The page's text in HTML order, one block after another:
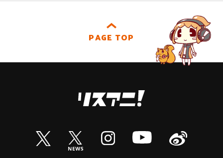
PAGE TOP